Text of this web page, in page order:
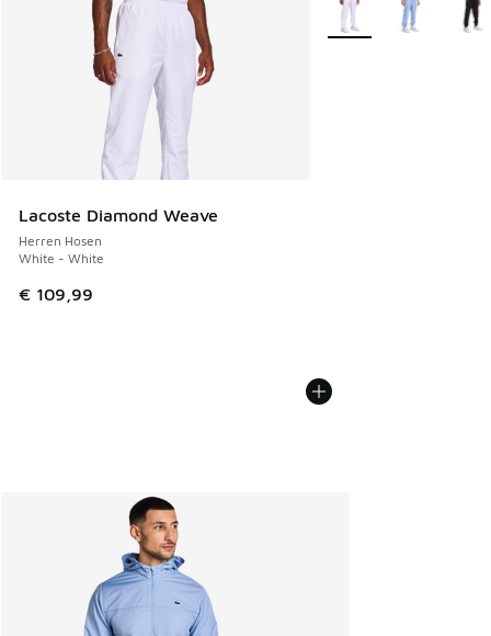
Lacoste Diamond Weave
Herren Hosen
White - White
€ 109,99